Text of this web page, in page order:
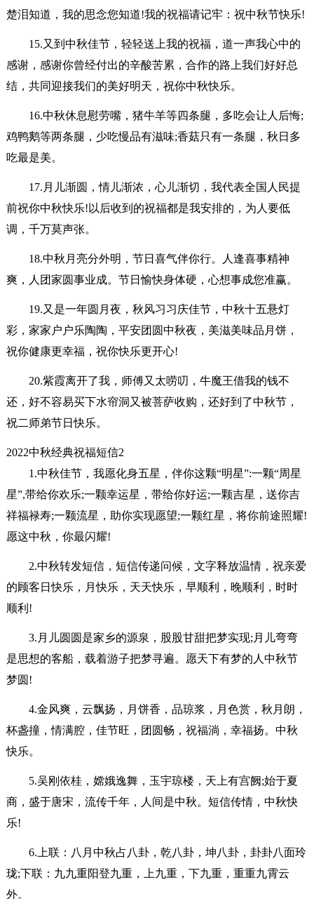
楚泪知道，我的思念您知道!我的祝福请记牢：祝中秋节快乐!
15.又到中秋佳节，轻轻送上我的祝福，道一声我心中的
感谢，感谢你曾经付出的辛酸苦累，合作的路上我们好好总
结，共同迎接我们的美好明天，祝你中秋快乐。
16.中秋休息慰劳嘴，猪牛羊等四条腿，多吃会让人后悔;
鸡鸭鹅等两条腿，少吃慢品有滋味;香菇只有一条腿，秋日多
吃最是美。
17.月儿渐圆，情儿渐浓，心儿渐切，我代表全国人民提
前祝你中秋快乐!以后收到的祝福都是我安排的，为人要低
调，千万莫声张。
18.中秋月亮分外明，节日喜气伴你行。人逢喜事精神
爽，人团家圆事业成。节日愉快身体硬，心想事成您准赢。
19.又是一年圆月夜，秋风习习庆佳节，中秋十五悬灯
彩，家家户户乐陶陶，平安团圆中秋夜，美滋美味品月饼，
祝你健康更幸福，祝你快乐更开心!
20.紫霞离开了我，师傅又太唠叨，牛魔王借我的钱不
还，好不容易买下水帘洞又被菩萨收购，还好到了中秋节，
祝二师弟节日快乐。
2022中秋经典祝福短信2
1.中秋佳节，我愿化身五星，伴你这颗“明星”:一颗“周星
星”,带给你欢乐;一颗幸运星，带给你好运;一颗吉星，送你吉
祥福禄寿;一颗流星，助你实现愿望;一颗红星，将你前途照耀!
愿这中秋，你最闪耀!
2.中秋转发短信，短信传递问候，文字释放温情，祝亲爱
的顾客日快乐，月快乐，天天快乐，早顺利，晚顺利，时时
顺利!
3.月儿圆圆是家乡的源泉，股股甘甜把梦实现;月儿弯弯
是思想的客船，载着游子把梦寻遍。愿天下有梦的人中秋节
梦圆!
4.金风爽，云飘扬，月饼香，品琼浆，月色赏，秋月朗，
杯盏撞，情满腔，佳节旺，团圆畅，祝福淌，幸福扬。中秋
快乐。
5.吴刚依桂，嫦娥逸舞，玉宇琼楼，天上有宫阙;始于夏
商，盛于唐宋，流传千年，人间是中秋。短信传情，中秋快
乐!
6.上联：八月中秋占八卦，乾八卦，坤八卦，卦卦八面玲
珑;下联：九九重阳登九重，上九重，下九重，重重九霄云
外。